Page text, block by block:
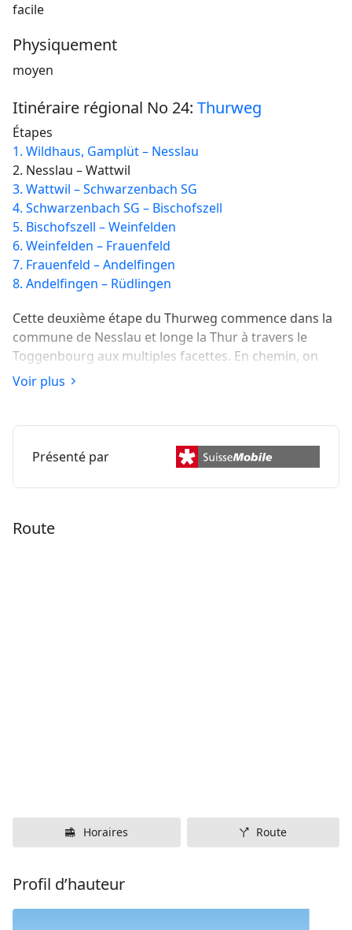
facile
Physiquement
moyen
Itinéraire régional No 24: Thurweg
Étapes
1. Wildhaus, Gamplüt – Nesslau
2. Nesslau – Wattwil
3. Wattwil – Schwarzenbach SG
4. Schwarzenbach SG – Bischofszell
5. Bischofszell – Weinfelden
6. Weinfelden – Frauenfeld
7. Frauenfeld – Andelfingen
8. Andelfingen – Rüdlingen
Cette deuxième étape du Thurweg commence dans la
commune de Nesslau et longe la Thur à travers le
Toggenbourg aux multiples facettes. En chemin, on
découvre un paysage varié avec des villages, des
prairies et des zones boisées. La petite ville de Wattwil,
curiosités.
Voir plus
Présenté par
Route
Horaires Route
Profil d’hauteur